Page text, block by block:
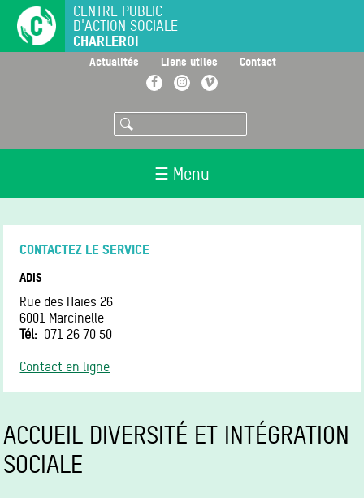
principal
CENTRE PUBLIC
D'ACTION SOCIALE
CHARLEROI
Actualités Liens utiles Contact
FacebookInstagramVimeo
Rechercher
☰ Menu
CONTACTEZ LE SERVICE
ADIS
Rue des Haies 26
6001 Marcinelle
Tél
071 26 70 50
Contact en ligne
ACCUEIL DIVERSITÉ ET INTÉGRATION
SOCIALE